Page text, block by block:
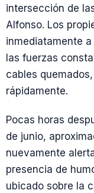
intersección de
Alfonso. Los
inmediatamente
las fuerzas
cables
rápidamente.
Pocas horas
de junio,
nuevamente
presencia de
ubicado sobre la